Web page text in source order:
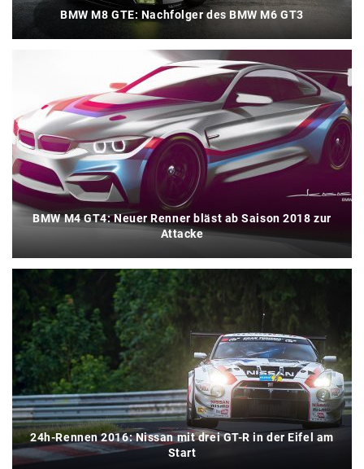
BMW M8 GTE: Nachfolger des BMW M6 GT3
BMW M4 GT4: Neuer Renner bläst ab Saison 2018 zur
Attacke
24h-Rennen 2016: Nissan mit drei GT-R in der Eifel am
Start